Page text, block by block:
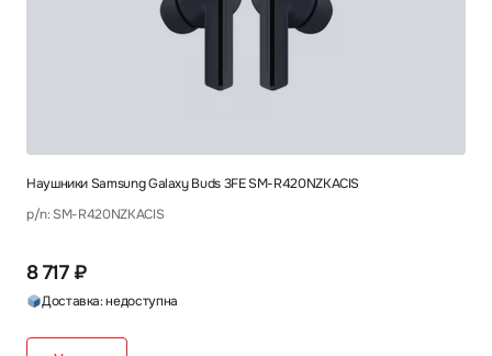
Наушники Samsung Galaxy Buds 3FE SM-R420NZKACIS
p/n: SM-R420NZKACIS
8 717 ₽
Доставка: недоступна